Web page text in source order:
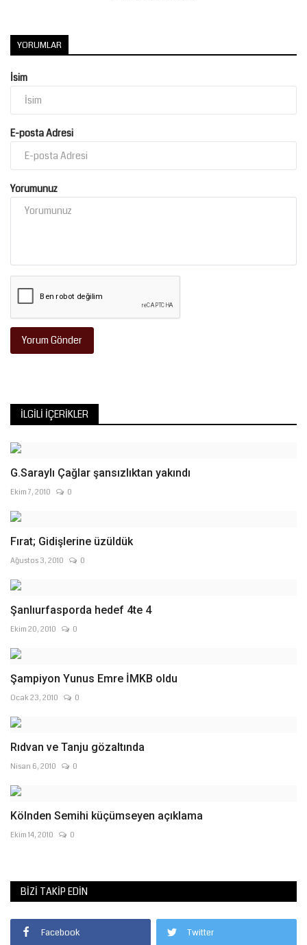
YORUMLAR
İsim
E-posta Adresi
Yorumunuz
Yorum Gönder
İLGILI İÇERIKLER
G.Saraylı Çağlar şansızlıktan yakındı
Ekim 7, 2010 0
Fırat; Gidişlerine üzüldük
Ağustos 3, 2010 0
Şanlıurfasporda hedef 4te 4
Ekim 20, 2010 0
Şampiyon Yunus Emre İMKB oldu
Ocak 23, 2010 0
Rıdvan ve Tanju gözaltında
Nisan 6, 2010 0
Kölnden Semihi küçümseyen açıklama
Ekim 14, 2010 0
BIZI TAKIP EDIN
Facebook Twitter